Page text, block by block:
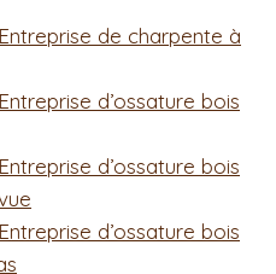
de charpente à
d’ossature bois
d’ossature bois
d’ossature bois